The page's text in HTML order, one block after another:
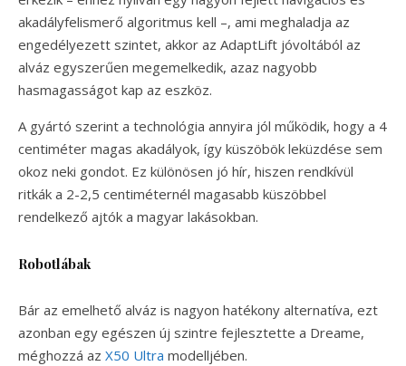
akadályfelismerő algoritmus kell –, ami meghaladja az
engedélyezett szintet, akkor az AdaptLift jóvoltából az
alváz egyszerűen megemelkedik, azaz nagyobb
hasmagasságot kap az eszköz.
A gyártó szerint a technológia annyira jól működik, hogy a 4
centiméter magas akadályok, így küszöbök leküzdése sem
okoz neki gondot. Ez különösen jó hír, hiszen rendkívül
ritkák a 2-2,5 centiméternél magasabb küszöbbel
rendelkező ajtók a magyar lakásokban.
Robotlábak
Bár az emelhető alváz is nagyon hatékony alternatíva, ezt
azonban egy egészen új szintre fejlesztette a Dreame,
méghozzá az X50 Ultra modelljében.